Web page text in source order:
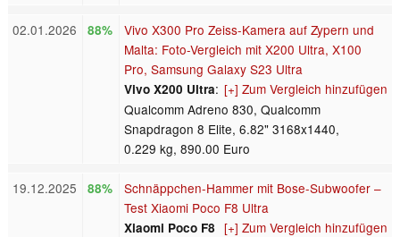
02.01.2026 88%
Vivo X300 Pro Zeiss-Kamera auf Zypern und
Malta: Foto-Vergleich mit X200 Ultra, X100
Pro, Samsung Galaxy S23 Ultra
[+] Zum Vergleich hinzufügen
Vivo X200 Ultra:
Qualcomm Adreno 830, Qualcomm
Snapdragon 8 Elite, 6.82" 3168x1440,
0.229 kg, 890.00 Euro
19.12.2025 88%
Schnäppchen-Hammer mit Bose-Subwoofer –
Test Xiaomi Poco F8 Ultra
[+] Zum Vergleich hinzufügen
Xiaomi Poco F8